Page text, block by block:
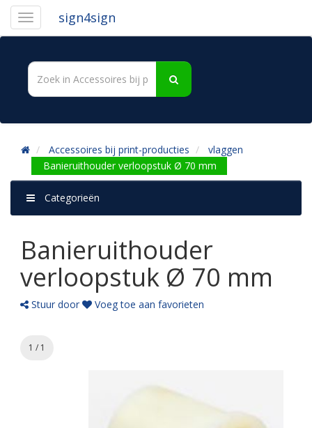
sign4sign
Accessoires bij print-producties
vlaggen
Banieruithouder verloopstuk Ø 70 mm
Categorieën
Banieruithouder
verloopstuk Ø 70 mm
Stuur door Voeg toe aan favorieten
1 / 1